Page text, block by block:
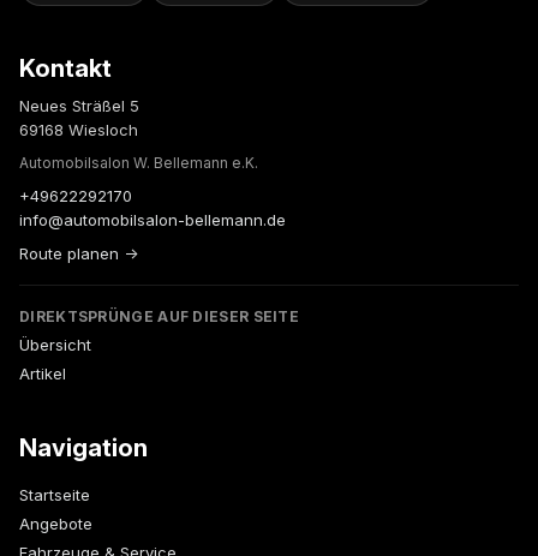
Kontakt
Neues Sträßel 5
69168 Wiesloch
Automobilsalon W. Bellemann e.K.
+49622292170
info@automobilsalon-bellemann.de
Route planen →
DIREKTSPRÜNGE AUF DIESER SEITE
Übersicht
Artikel
Navigation
Startseite
Angebote